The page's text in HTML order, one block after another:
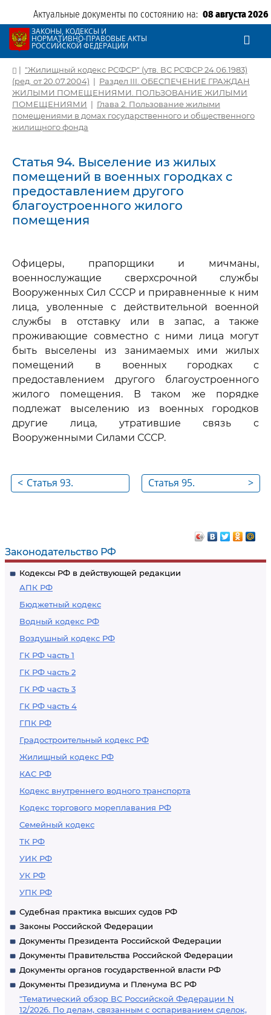
Актуальные документы по состоянию на: 08 августа 2026
ЗАКОНЫ, КОДЕКСЫ И
НОРМАТИВНО-ПРАВОВЫЕ АКТЫ
РОССИЙСКОЙ ФЕДЕРАЦИИ
Законодательство РФ
Кодексы РФ в действующей редакции
АПК РФ
Бюджетный кодекс
Водный кодекс РФ
Воздушный кодекс РФ
ГК РФ часть 1
ГК РФ часть 2
ГК РФ часть 3
ГК РФ часть 4
ГПК РФ
Градостроительный кодекс РФ
Жилищный кодекс РФ
КАС РФ
Кодекс внутреннего водного транспорта
Кодекс торгового мореплавания РФ
Семейный кодекс
ТК РФ
УИК РФ
УК РФ
УПК РФ
Судебная практика высших судов РФ
Законы Российской Федерации
Документы Президента Российской Федерации
Документы Правительства Российской Федерации
Документы органов государственной власти РФ
Документы Президиума и Пленума ВС РФ
"Тематический обзор ВС Российской Федерации N
12/2026. По делам, связанным с оспариванием сделок,
| "Жилищный кодекс РСФСР" (утв. ВС РСФСР 24.06.1983)
(ред. от 20.07.2004) | Раздел III. ОБЕСПЕЧЕНИЕ ГРАЖДАН
ЖИЛЫМИ ПОМЕЩЕНИЯМИ. ПОЛЬЗОВАНИЕ ЖИЛЫМИ
ПОМЕЩЕНИЯМИ | Глава 2. Пользование жилыми
помещениями в домах государственного и общественного
жилищного фонда
Статья 94. Выселение из жилых
помещений в военных городках с
предоставлением другого
благоустроенного жилого
помещения
Офицеры, прапорщики и мичманы,
военнослужащие сверхсрочной службы
Вооруженных Сил СССР и приравненные к ним
лица, уволенные с действительной военной
службы в отставку или в запас, а также
проживающие совместно с ними лица могут
быть выселены из занимаемых ими жилых
помещений в военных городках с
предоставлением другого благоустроенного
жилого помещения. В таком же порядке
подлежат выселению из военных городков
другие лица, утратившие связь с
Вооруженными Силами СССР.
< Статья 93.
из домов, грозящих
обвалом
>
Статья 95.
гражданам другого
жилого помещения